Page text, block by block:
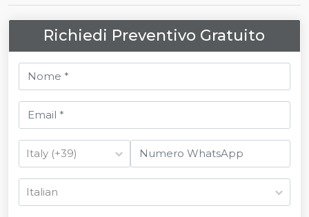
Richiedi Preventivo Gratuito